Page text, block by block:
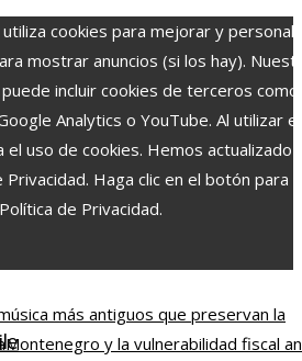
cookies para mejorar y
mostrar anuncios (si los hay).
incluir cookies de terceros como
Analytics o YouTube. Al utilizar
uso de cookies. Hemos actualizado
Haga clic en el botón para
de Privacidad.
más antiguos que preservan la
Montenegro y la vulnerabilidad fiscal